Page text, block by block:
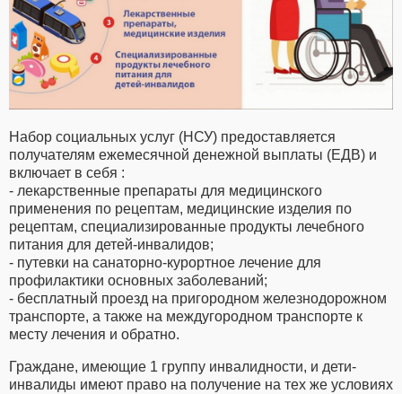
Набор социальных услуг (НСУ) предоставляется
получателям ежемесячной денежной выплаты (ЕДВ) и
включает в себя :
- лекарственные препараты для медицинского
применения по рецептам, медицинские изделия по
рецептам, специализированные продукты лечебного
питания для детей-инвалидов;
- путевки на санаторно-курортное лечение для
профилактики основных заболеваний;
- бесплатный проезд на пригородном железнодорожном
транспорте, а также на междугородном транспорте к
месту лечения и обратно.
Граждане, имеющие 1 группу инвалидности, и дети-
инвалиды имеют право на получение на тех же условиях